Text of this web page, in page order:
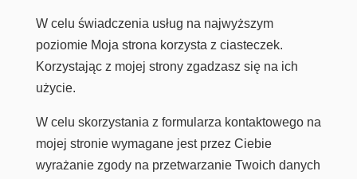
W celu świadczenia usług na najwyższym
poziomie Moja strona korzysta z ciasteczek.
Korzystając z mojej strony zgadzasz się na ich
użycie.
W celu skorzystania z formularza kontaktowego na
mojej stronie wymagane jest przez Ciebie
wyrażanie zgody na przetwarzanie Twoich danych